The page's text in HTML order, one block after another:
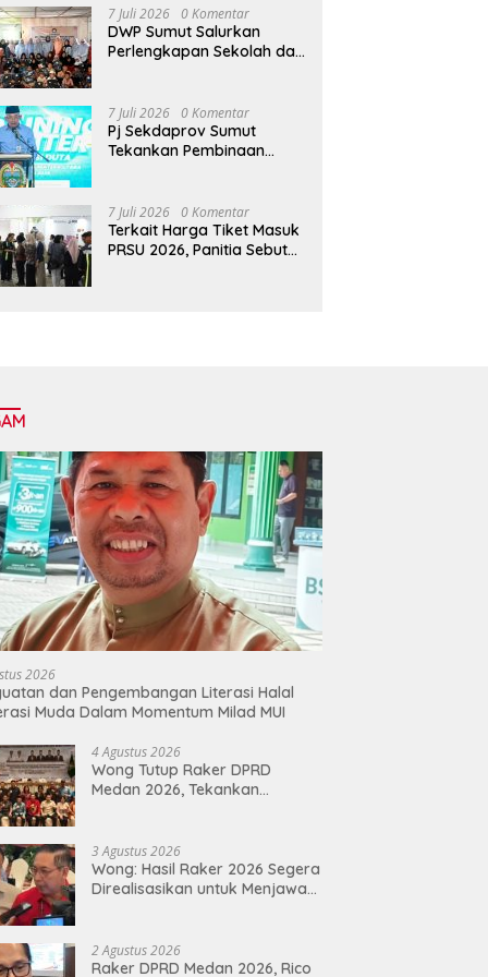
7 Juli 2026 0 Komentar
DWP Sumut Salurkan
Perlengkapan Sekolah dan
Tanjungpura
7 Juli 2026 0 Komentar
Pj Sekdaprov Sumut
Tekankan Pembinaan
Berkarakter
7 Juli 2026 0 Komentar
Terkait Harga Tiket Masuk
PRSU 2026, Panitia Sebut
2026
dan Pengembangan Literasi Halal
Muda Dalam Momentum Milad MUI
4 Agustus 2026
Wong Tutup Raker DPRD
Medan 2026, Tekankan
Masyarakat
3 Agustus 2026
Wong: Hasil Raker 2026 Segera
Direalisasikan untuk Menjawab
2 Agustus 2026
Raker DPRD Medan 2026, Rico